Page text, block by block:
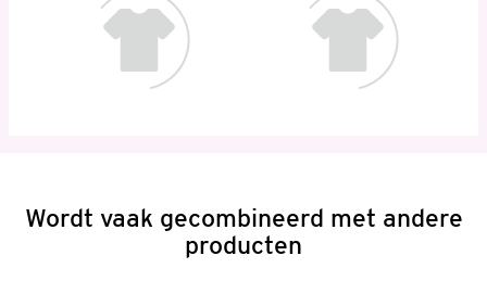
Wordt vaak gecombineerd met andere
producten